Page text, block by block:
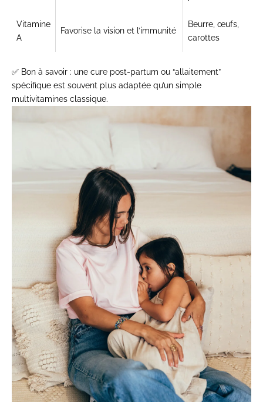
Vitamine
A
Favorise la vision et l’immunité
Beurre, œufs,
carottes
✅ Bon à savoir : une cure post-partum ou “allaitement”
spécifique est souvent plus adaptée qu’un simple
multivitamines classique.